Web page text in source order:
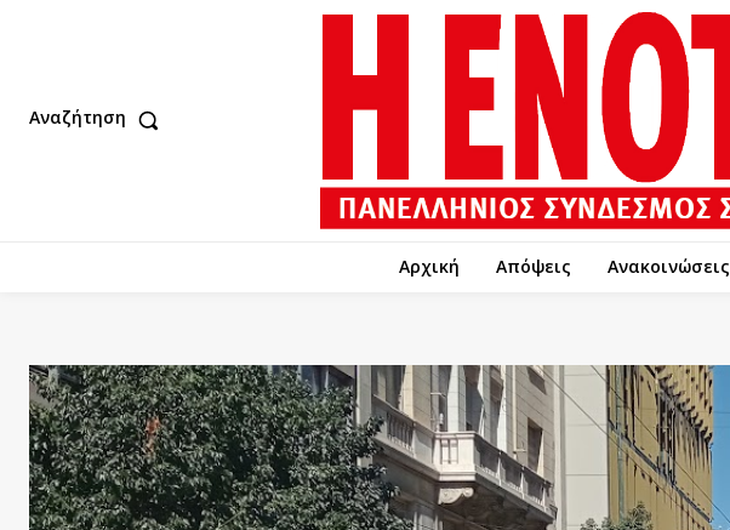
Αναζήτηση
Αρχική Απόψεις Ανακοινώσεις